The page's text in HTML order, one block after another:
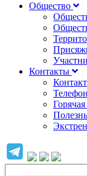
Общество
Контакты